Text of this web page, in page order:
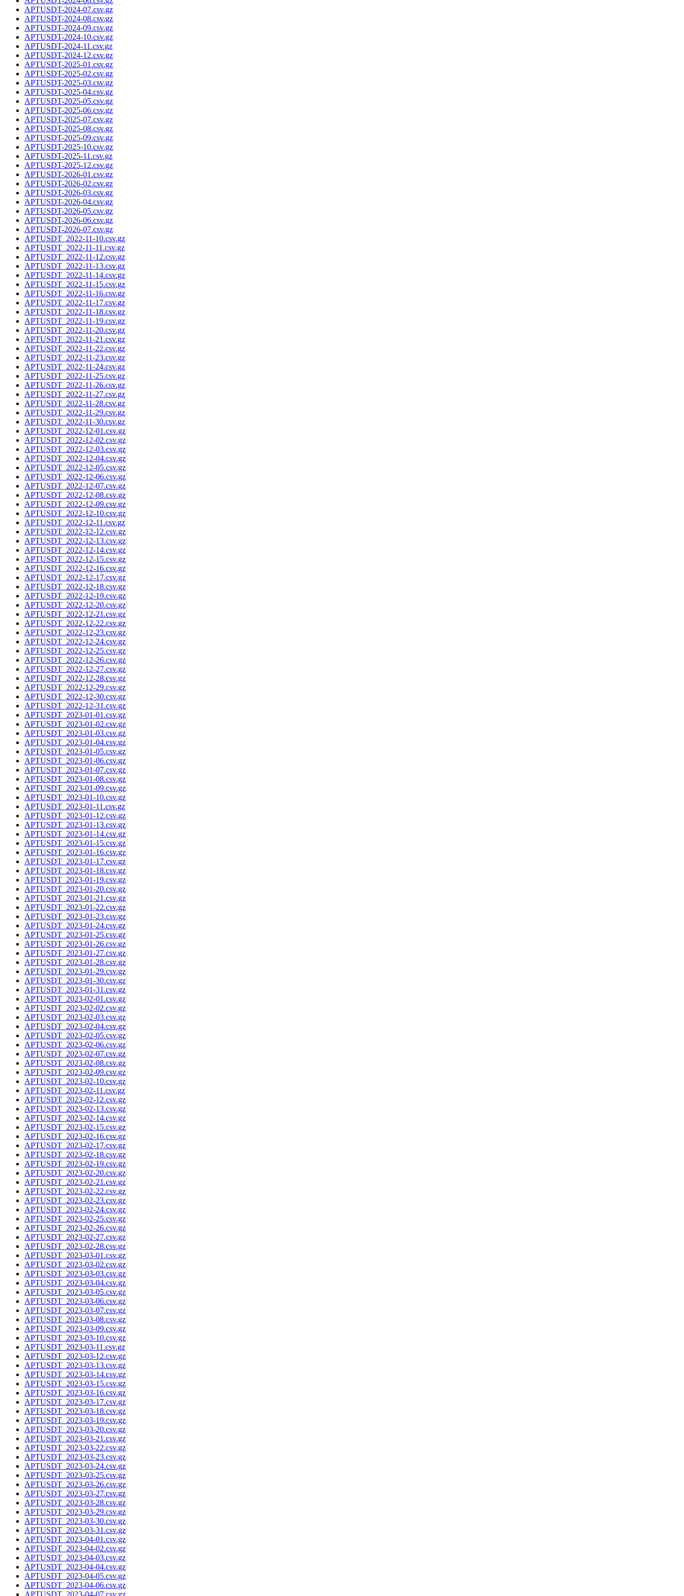
APTUSDT-2024-07.csv.gz
APTUSDT-2024-08.csv.gz
APTUSDT-2024-09.csv.gz
APTUSDT-2024-10.csv.gz
APTUSDT-2024-11.csv.gz
APTUSDT-2024-12.csv.gz
APTUSDT-2025-01.csv.gz
APTUSDT-2025-02.csv.gz
APTUSDT-2025-03.csv.gz
APTUSDT-2025-04.csv.gz
APTUSDT-2025-05.csv.gz
APTUSDT-2025-06.csv.gz
APTUSDT-2025-07.csv.gz
APTUSDT-2025-08.csv.gz
APTUSDT-2025-09.csv.gz
APTUSDT-2025-10.csv.gz
APTUSDT-2025-11.csv.gz
APTUSDT-2025-12.csv.gz
APTUSDT-2026-01.csv.gz
APTUSDT-2026-02.csv.gz
APTUSDT-2026-03.csv.gz
APTUSDT-2026-04.csv.gz
APTUSDT-2026-05.csv.gz
APTUSDT-2026-06.csv.gz
APTUSDT-2026-07.csv.gz
APTUSDT_2022-11-10.csv.gz
APTUSDT_2022-11-11.csv.gz
APTUSDT_2022-11-12.csv.gz
APTUSDT_2022-11-13.csv.gz
APTUSDT_2022-11-14.csv.gz
APTUSDT_2022-11-15.csv.gz
APTUSDT_2022-11-16.csv.gz
APTUSDT_2022-11-17.csv.gz
APTUSDT_2022-11-18.csv.gz
APTUSDT_2022-11-19.csv.gz
APTUSDT_2022-11-20.csv.gz
APTUSDT_2022-11-21.csv.gz
APTUSDT_2022-11-22.csv.gz
APTUSDT_2022-11-23.csv.gz
APTUSDT_2022-11-24.csv.gz
APTUSDT_2022-11-25.csv.gz
APTUSDT_2022-11-26.csv.gz
APTUSDT_2022-11-27.csv.gz
APTUSDT_2022-11-28.csv.gz
APTUSDT_2022-11-29.csv.gz
APTUSDT_2022-11-30.csv.gz
APTUSDT_2022-12-01.csv.gz
APTUSDT_2022-12-02.csv.gz
APTUSDT_2022-12-03.csv.gz
APTUSDT_2022-12-04.csv.gz
APTUSDT_2022-12-05.csv.gz
APTUSDT_2022-12-06.csv.gz
APTUSDT_2022-12-07.csv.gz
APTUSDT_2022-12-08.csv.gz
APTUSDT_2022-12-09.csv.gz
APTUSDT_2022-12-10.csv.gz
APTUSDT_2022-12-11.csv.gz
APTUSDT_2022-12-12.csv.gz
APTUSDT_2022-12-13.csv.gz
APTUSDT_2022-12-14.csv.gz
APTUSDT_2022-12-15.csv.gz
APTUSDT_2022-12-16.csv.gz
APTUSDT_2022-12-17.csv.gz
APTUSDT_2022-12-18.csv.gz
APTUSDT_2022-12-19.csv.gz
APTUSDT_2022-12-20.csv.gz
APTUSDT_2022-12-21.csv.gz
APTUSDT_2022-12-22.csv.gz
APTUSDT_2022-12-23.csv.gz
APTUSDT_2022-12-24.csv.gz
APTUSDT_2022-12-25.csv.gz
APTUSDT_2022-12-26.csv.gz
APTUSDT_2022-12-27.csv.gz
APTUSDT_2022-12-28.csv.gz
APTUSDT_2022-12-29.csv.gz
APTUSDT_2022-12-30.csv.gz
APTUSDT_2022-12-31.csv.gz
APTUSDT_2023-01-01.csv.gz
APTUSDT_2023-01-02.csv.gz
APTUSDT_2023-01-03.csv.gz
APTUSDT_2023-01-04.csv.gz
APTUSDT_2023-01-05.csv.gz
APTUSDT_2023-01-06.csv.gz
APTUSDT_2023-01-07.csv.gz
APTUSDT_2023-01-08.csv.gz
APTUSDT_2023-01-09.csv.gz
APTUSDT_2023-01-10.csv.gz
APTUSDT_2023-01-11.csv.gz
APTUSDT_2023-01-12.csv.gz
APTUSDT_2023-01-13.csv.gz
APTUSDT_2023-01-14.csv.gz
APTUSDT_2023-01-15.csv.gz
APTUSDT_2023-01-16.csv.gz
APTUSDT_2023-01-17.csv.gz
APTUSDT_2023-01-18.csv.gz
APTUSDT_2023-01-19.csv.gz
APTUSDT_2023-01-20.csv.gz
APTUSDT_2023-01-21.csv.gz
APTUSDT_2023-01-22.csv.gz
APTUSDT_2023-01-23.csv.gz
APTUSDT_2023-01-24.csv.gz
APTUSDT_2023-01-25.csv.gz
APTUSDT_2023-01-26.csv.gz
APTUSDT_2023-01-27.csv.gz
APTUSDT_2023-01-28.csv.gz
APTUSDT_2023-01-29.csv.gz
APTUSDT_2023-01-30.csv.gz
APTUSDT_2023-01-31.csv.gz
APTUSDT_2023-02-01.csv.gz
APTUSDT_2023-02-02.csv.gz
APTUSDT_2023-02-03.csv.gz
APTUSDT_2023-02-04.csv.gz
APTUSDT_2023-02-05.csv.gz
APTUSDT_2023-02-06.csv.gz
APTUSDT_2023-02-07.csv.gz
APTUSDT_2023-02-08.csv.gz
APTUSDT_2023-02-09.csv.gz
APTUSDT_2023-02-10.csv.gz
APTUSDT_2023-02-11.csv.gz
APTUSDT_2023-02-12.csv.gz
APTUSDT_2023-02-13.csv.gz
APTUSDT_2023-02-14.csv.gz
APTUSDT_2023-02-15.csv.gz
APTUSDT_2023-02-16.csv.gz
APTUSDT_2023-02-17.csv.gz
APTUSDT_2023-02-18.csv.gz
APTUSDT_2023-02-19.csv.gz
APTUSDT_2023-02-20.csv.gz
APTUSDT_2023-02-21.csv.gz
APTUSDT_2023-02-22.csv.gz
APTUSDT_2023-02-23.csv.gz
APTUSDT_2023-02-24.csv.gz
APTUSDT_2023-02-25.csv.gz
APTUSDT_2023-02-26.csv.gz
APTUSDT_2023-02-27.csv.gz
APTUSDT_2023-02-28.csv.gz
APTUSDT_2023-03-01.csv.gz
APTUSDT_2023-03-02.csv.gz
APTUSDT_2023-03-03.csv.gz
APTUSDT_2023-03-04.csv.gz
APTUSDT_2023-03-05.csv.gz
APTUSDT_2023-03-06.csv.gz
APTUSDT_2023-03-07.csv.gz
APTUSDT_2023-03-08.csv.gz
APTUSDT_2023-03-09.csv.gz
APTUSDT_2023-03-10.csv.gz
APTUSDT_2023-03-11.csv.gz
APTUSDT_2023-03-12.csv.gz
APTUSDT_2023-03-13.csv.gz
APTUSDT_2023-03-14.csv.gz
APTUSDT_2023-03-15.csv.gz
APTUSDT_2023-03-16.csv.gz
APTUSDT_2023-03-17.csv.gz
APTUSDT_2023-03-18.csv.gz
APTUSDT_2023-03-19.csv.gz
APTUSDT_2023-03-20.csv.gz
APTUSDT_2023-03-21.csv.gz
APTUSDT_2023-03-22.csv.gz
APTUSDT_2023-03-23.csv.gz
APTUSDT_2023-03-24.csv.gz
APTUSDT_2023-03-25.csv.gz
APTUSDT_2023-03-26.csv.gz
APTUSDT_2023-03-27.csv.gz
APTUSDT_2023-03-28.csv.gz
APTUSDT_2023-03-29.csv.gz
APTUSDT_2023-03-30.csv.gz
APTUSDT_2023-03-31.csv.gz
APTUSDT_2023-04-01.csv.gz
APTUSDT_2023-04-02.csv.gz
APTUSDT_2023-04-03.csv.gz
APTUSDT_2023-04-04.csv.gz
APTUSDT_2023-04-05.csv.gz
APTUSDT_2023-04-06.csv.gz
APTUSDT_2023-04-07.csv.gz